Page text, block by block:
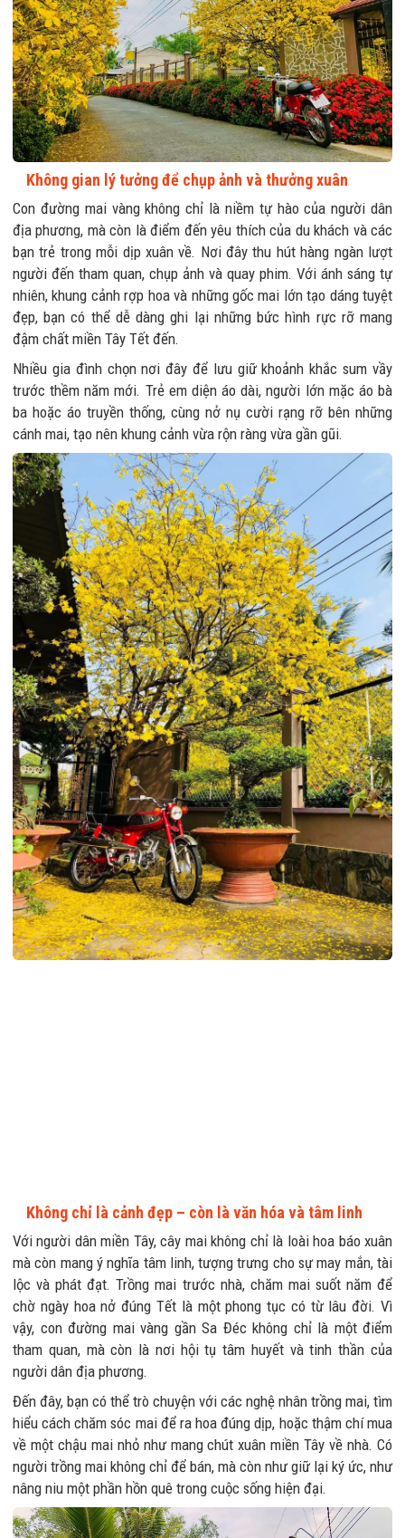
Không gian lý tưởng để chụp ảnh và thưởng xuân
Con đường mai vàng không chỉ là niềm tự hào của người dân
địa phương, mà còn là điểm đến yêu thích của du khách và các
bạn trẻ trong mỗi dịp xuân về. Nơi đây thu hút hàng ngàn lượt
người đến tham quan, chụp ảnh và quay phim. Với ánh sáng tự
nhiên, khung cảnh rợp hoa và những gốc mai lớn tạo dáng tuyệt
đẹp, bạn có thể dễ dàng ghi lại những bức hình rực rỡ mang
đậm chất miền Tây Tết đến.
Nhiều gia đình chọn nơi đây để lưu giữ khoảnh khắc sum vầy
trước thềm năm mới. Trẻ em diện áo dài, người lớn mặc áo bà
ba hoặc áo truyền thống, cùng nở nụ cười rạng rỡ bên những
cánh mai, tạo nên khung cảnh vừa rộn ràng vừa gần gũi.
Không chỉ là cảnh đẹp – còn là văn hóa và tâm linh
Với người dân miền Tây, cây mai không chỉ là loài hoa báo xuân
mà còn mang ý nghĩa tâm linh, tượng trưng cho sự may mắn, tài
lộc và phát đạt. Trồng mai trước nhà, chăm mai suốt năm để
chờ ngày hoa nở đúng Tết là một phong tục có từ lâu đời. Vì
vậy, con đường mai vàng gần Sa Đéc không chỉ là một điểm
tham quan, mà còn là nơi hội tụ tâm huyết và tinh thần của
người dân địa phương.
Đến đây, bạn có thể trò chuyện với các nghệ nhân trồng mai, tìm
hiểu cách chăm sóc mai để ra hoa đúng dịp, hoặc thậm chí mua
về một chậu mai nhỏ như mang chút xuân miền Tây về nhà. Có
người trồng mai không chỉ để bán, mà còn như giữ lại ký ức, như
nâng niu một phần hồn quê trong cuộc sống hiện đại.